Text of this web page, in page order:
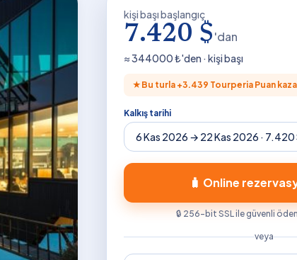
kişi başı başlangıç
7.420 $'dan
≈344000₺'den · kişi başı
★ Bu turla +3.439 Tourperia Puan
Kalkış tarihi
🧳 Online
🔒 256-bit SSL ile güvenli
veya